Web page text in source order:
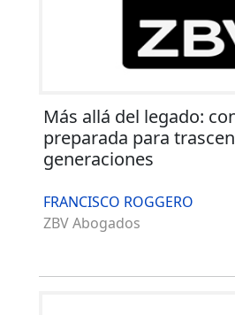
Más allá del legado:
preparada para
generaciones
FRANCISCO ROGGERO
ZBV Abogados